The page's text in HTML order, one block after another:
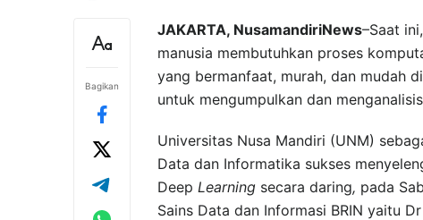
Bagikan
JAKARTA, NusamandiriNews–Saat
manusia membutuhkan proses
yang bermanfaat, murah, dan mudah
untuk mengumpulkan dan
Universitas Nusa Mandiri (UNM)
Data dan Informatika sukses
Deep Learning secara daring, pada
Sains Data dan Informasi BRIN yaitu